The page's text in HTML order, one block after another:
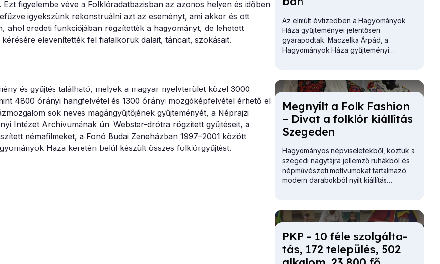
figyelembe véve a Folklóradatbázisban az azonos helyen és időben
igyekszünk rekonstruálni azt az eseményt, ami akkor és ott
ahol eredeti funkciójában rögzítették a hagyományt, de lehetett
elevenítették fel fiatalkoruk dalait, táncait, szokásait.
és gyűjtés található, melyek a magyar nyelvterület közel 3000
4800 órányi hangfelvétel és 1300 órányi mozgóképfelvétel érhető el
sok neves magángyűjtőjének gyűjteményét, a Néprajzi
Intézet Archívumának ún. Webster-drótra rögzített gyűjtéseit, a
némafilmeket, a Fonó Budai Zeneházban 1997–2001 között
Háza keretén belül készült összes folklórgyűjtést.
Az elmúlt évtizedben a Hagyományok
Háza gyűjteményei jelentősen
gyarapodtak. Maczelka Árpád, a
Hagyományok Háza gyűjteményi
vázolta.
Meg­nyílt a Folk Fashi­on
– Di­vat a folk­lór ki­ál­lí­tás
Sze­ge­den
Hagyományos népviseletekből, köztük a
szegedi nagytájra jellemző ruhákból és
népművészeti motívumokat tartalmazó
modern darabokból nyílt kiállítás
PKP - 10 fé­le szol­gál­ta­
tás, 172 te­le­pü­lés, 502